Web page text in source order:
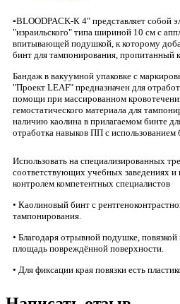
▫BLOODPACK-К 4" представляет собой
"израильского" типа шириной 10 см с
впитывающей подушкой, к которому
бинт для тампонирования, пропитанный
Бандаж в вакуумной упаковке с
"Проект LEAF" предназначен для
помощи при массированном
гемостатического материала для
наличию каолина в прилагаемом бинте
отработка навыков ПП с использованием
Использовать на специализированных
соответствующих учебных заведениях и
контролем компетентных специалистов
• Каолиновый бинт с
тампонирования.
• Благодаря отрывной подушке,
площадь повреждённой поверхности.
• Для фиксации края повязки есть